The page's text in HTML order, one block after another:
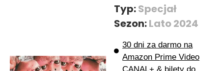
Typ:Specjał
Sezon:Lato 2024
30 dni za darmo na
Amazon Prime Video